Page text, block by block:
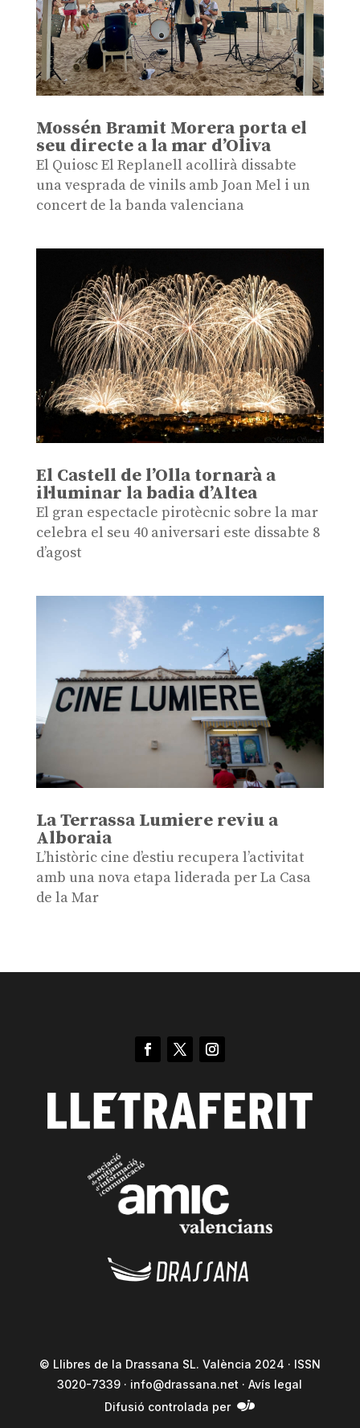
Mossén Bramit Morera porta el
seu directe a la mar d’Oliva
El Quiosc El Replanell acollirà dissabte
una vesprada de vinils amb Joan Mel i un
concert de la banda valenciana
El Castell de l’Olla tornarà a
il·luminar la badia d’Altea
El gran espectacle pirotècnic sobre la mar
celebra el seu 40 aniversari este dissabte 8
d’agost
La Terrassa Lumiere reviu a
Alboraia
L’històric cine d’estiu recupera l’activitat
amb una nova etapa liderada per La Casa
de la Mar
© Llibres de la Drassana SL. València 2024 · ISSN
3020-7339 · info@drassana.net ·Avís legal
Difusió controlada per